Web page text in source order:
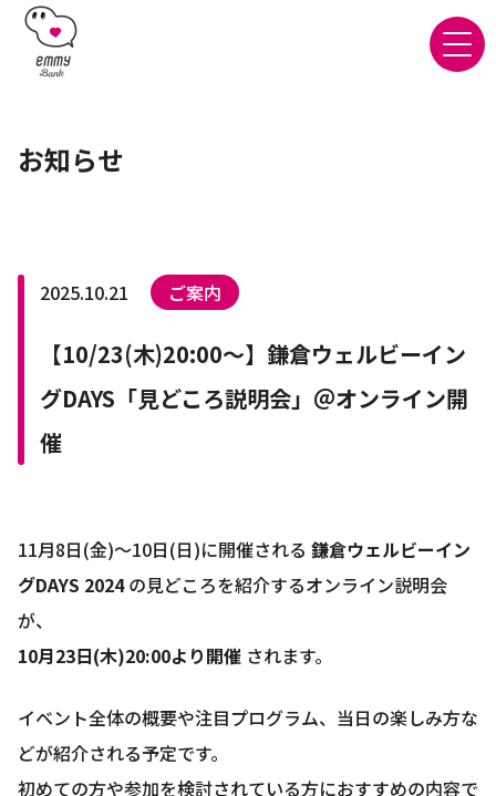
お知らせ
2025.10.21 ご案内
【10/23(木)20:00～】鎌倉ウェルビーイン
グDAYS「見どころ説明会」＠オンライン開
催
11月8日(金)～10日(日)に開催される 鎌倉ウェルビーイン
グDAYS 2024の見どころを紹介するオンライン説明会
が、
10月23日(木)20:00より開催 されます。
イベント全体の概要や注目プログラム、当日の楽しみ方な
どが紹介される予定です。
初めての方や参加を検討されている方におすすめの内容で